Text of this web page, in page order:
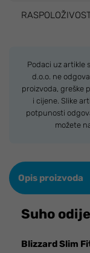
Podaci uz artikle
d.o.o. ne
proizvoda, greške
i cijene. Slike
potpunosti
možete
Opis proizvoda
Suho
Blizzard Slim